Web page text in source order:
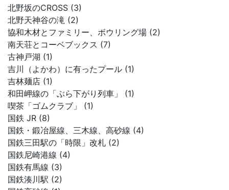
北野坂のCROSS (3)
北野天神谷の滝 (2)
協和木材とファミリー、ボウリング場 (2)
南天荘とコーベブックス (7)
古神戸湖 (1)
吉川（よかわ）に有ったプール (1)
吉林麺店 (1)
和田岬線の「ぶら下がり列車」 (1)
喫茶「ゴムクラブ」 (1)
国鉄 JR (8)
国鉄・鍛冶屋線、三木線、高砂線 (4)
国鉄三田駅の「時限」改札 (2)
国鉄尼崎港線 (4)
国鉄有馬線 (3)
国鉄湊川駅 (2)